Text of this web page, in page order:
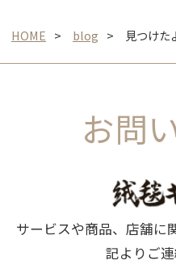
HOME blog 見つけた
お問
サービスや商品、店舗に
記よりご連